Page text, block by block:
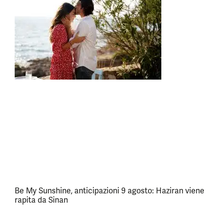
Be My Sunshine, anticipazioni 9 agosto: Haziran viene
rapita da Sinan